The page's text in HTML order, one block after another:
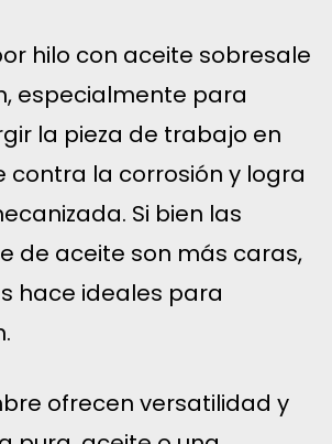
hilo con aceite sobresale
especialmente para
la pieza de trabajo en
la corrosión y logra
Si bien las
de aceite son más caras,
hace ideales para
ofrecen versatilidad y